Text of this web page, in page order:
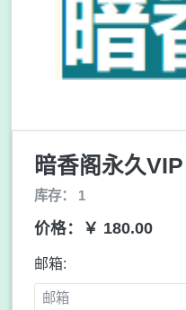
暗香阁永久VIP
库存： 1
价格：￥ 180.00
邮箱: